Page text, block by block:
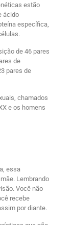
estão
ácido
específica,
de 46 pares
de
pares de
chamados
e os homens
essa
Lembrando
Você não
recebe
por diante.